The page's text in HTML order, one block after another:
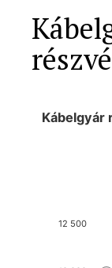
Kábelgyár
12 500